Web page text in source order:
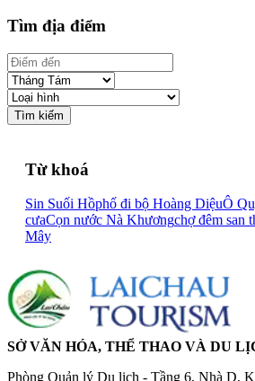
Tìm địa điểm
Tìm kiếm
Từ khoá
Sin Suối Hồphố đi bộ Hoàng DiệuÔ
cưaCọn nước Nà Khươngchợ đêm san
Mây
SỞ VĂN HÓA, THỂ THAO VÀ DU
Phòng Quản lý Du lịch - Tầng 6, Nhà D,